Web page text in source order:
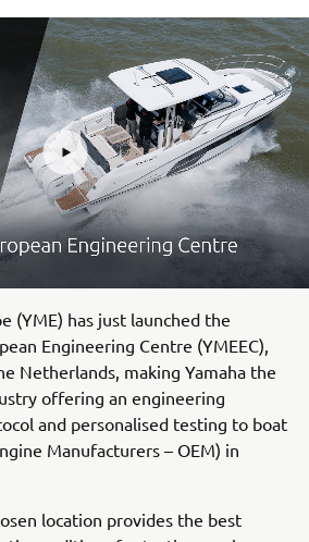
(YME) has just launched the
Engineering Centre (YMEEC),
Netherlands, making Yamaha the
offering an engineering
and personalised testing to boat
Manufacturers – OEM) in
location provides the best